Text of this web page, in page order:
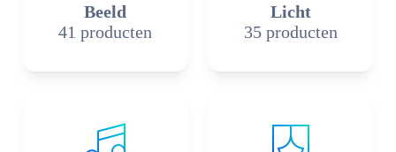
Beeld
41 producten
Licht
35 producten